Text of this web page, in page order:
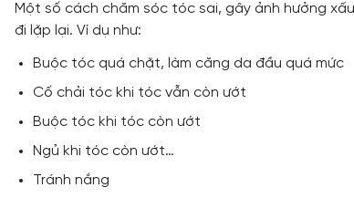
Một số cách chăm sóc tóc sai, gây ảnh hưởng
đi lặp lại. Ví dụ như:
Buộc tóc quá chặt, làm căng da đầu quá mức
Cố chải tóc khi tóc vẫn còn ướt
Buộc tóc khi tóc còn ướt
Ngủ khi tóc còn ướt…
Tránh nắng